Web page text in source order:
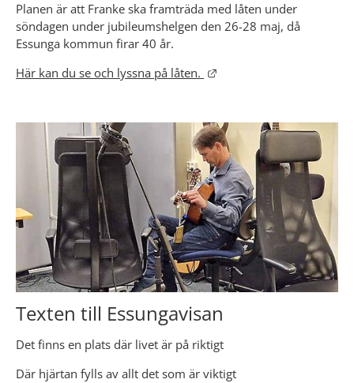
Planen är att Franke ska framträda med låten under
söndagen under jubileumshelgen den 26-28 maj, då
Essunga kommun firar 40 år.
Här kan du se och lyssna på låten.
Länk till annan
Texten till Essungavisan
Det finns en plats där livet är på riktigt
Där hjärtan fylls av allt det som är viktigt